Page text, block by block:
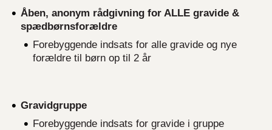
Åben, anonym rådgivning for ALLE gravide &
spædbørnsforældre
Forebyggende indsats for alle gravide og nye
forældre til børn op til 2 år
Gravidgruppe
Forebyggende indsats for gravide i gruppe